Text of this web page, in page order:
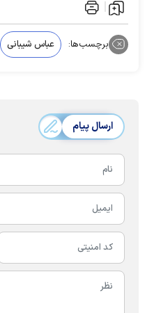
برچسب‌ها: عباس شیبانی
ارسال پیام